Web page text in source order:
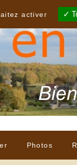
Photos
activer